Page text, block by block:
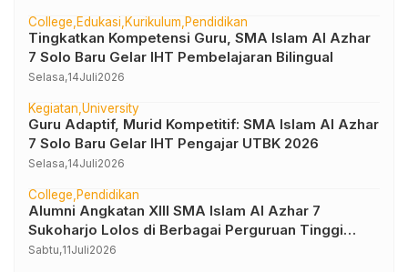
College Edukasi Kurikulum Pendidikan
Tingkatkan Kompetensi Guru, SMA Islam Al Azhar
7 Solo Baru Gelar IHT Pembelajaran Bilingual
Selasa,14Juli2026
Kegiatan University
Guru Adaptif, Murid Kompetitif: SMA Islam Al Azhar
7 Solo Baru Gelar IHT Pengajar UTBK 2026
Selasa,14Juli2026
College Pendidikan
Alumni Angkatan XIII SMA Islam Al Azhar 7
Sukoharjo Lolos di Berbagai Perguruan Tinggi
Negeri dan Luar Negeri
Sabtu,11Juli2026